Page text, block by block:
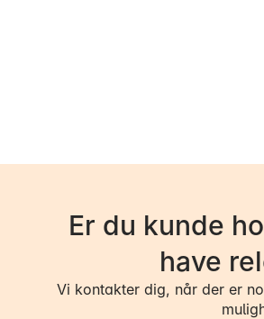
Er du kunde
have
Vi kontakter dig, når der er